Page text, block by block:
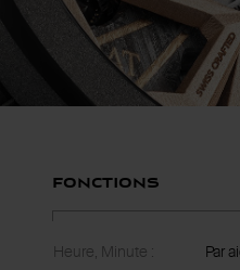
Fonctions
Heure, Minute :
Par